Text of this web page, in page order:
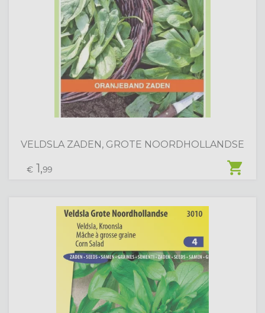
shopping_cart
VELDSLA ZADEN, GROTE NOORDHOLLANDSE
€ 1,99